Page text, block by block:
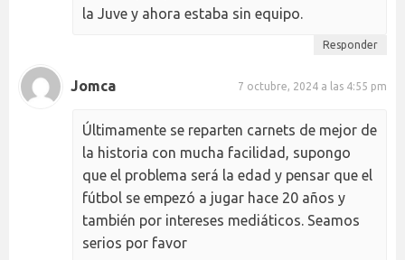
la Juve y ahora estaba sin equipo.
Responder
Jomca 7 octubre, 2024 a las 4:55 pm
Últimamente se reparten carnets de mejor de
la historia con mucha facilidad, supongo
que el problema será la edad y pensar que el
fútbol se empezó a jugar hace 20 años y
también por intereses mediáticos. Seamos
serios por favor